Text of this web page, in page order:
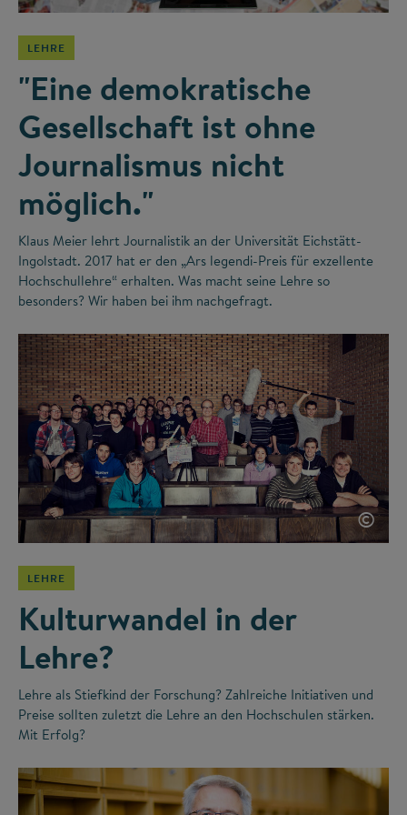
LEHRE
"Eine demokratische
Gesellschaft ist ohne
Journalismus nicht
möglich."
Klaus Meier lehrt Journalistik an der Universität Eichstätt-
Ingolstadt. 2017 hat er den „Ars legendi-Preis für exzellente
Hochschullehre“ erhalten. Was macht seine Lehre so
besonders? Wir haben bei ihm nachgefragt.
©
LEHRE
Kulturwandel in der
Lehre?
Lehre als Stiefkind der Forschung? Zahlreiche Initiativen und
Preise sollten zuletzt die Lehre an den Hochschulen stärken.
Mit Erfolg?